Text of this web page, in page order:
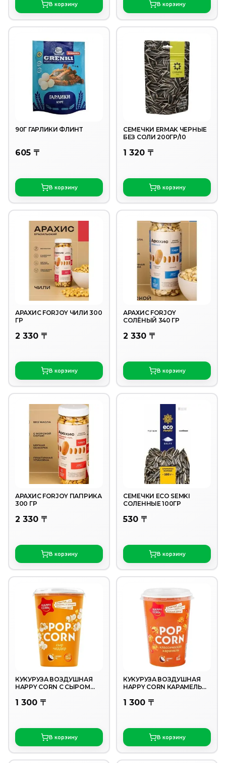
В корзину В корзину
90Г ГАРЛИКИ ФЛИНТ
605 〒
В корзину
СЕМЕЧКИ ERMAK ЧЕРНЫЕ
БЕЗ СОЛИ 200ГР/10
1 320 〒
В корзину
АРАХИС FORJOY ЧИЛИ 300
ГР
2 330 〒
В корзину
АРАХИС FORJOY
СОЛЁНЫЙ 340 ГР
2 330 〒
В корзину
АРАХИС FORJOY ПАПРИКА
300 ГР
2 330 〒
В корзину
СЕМЕЧКИ ECO SEMKI
СОЛЕННЫЕ 100ГР
530 〒
В корзину
КУКУРУЗА ВОЗДУШНАЯ
HAPPY CORN С СЫРОМ
1 300 〒
В корзину
КУКУРУЗА ВОЗДУШНАЯ
HAPPY CORN КАРАМЕЛЬ
1 300 〒
В корзину